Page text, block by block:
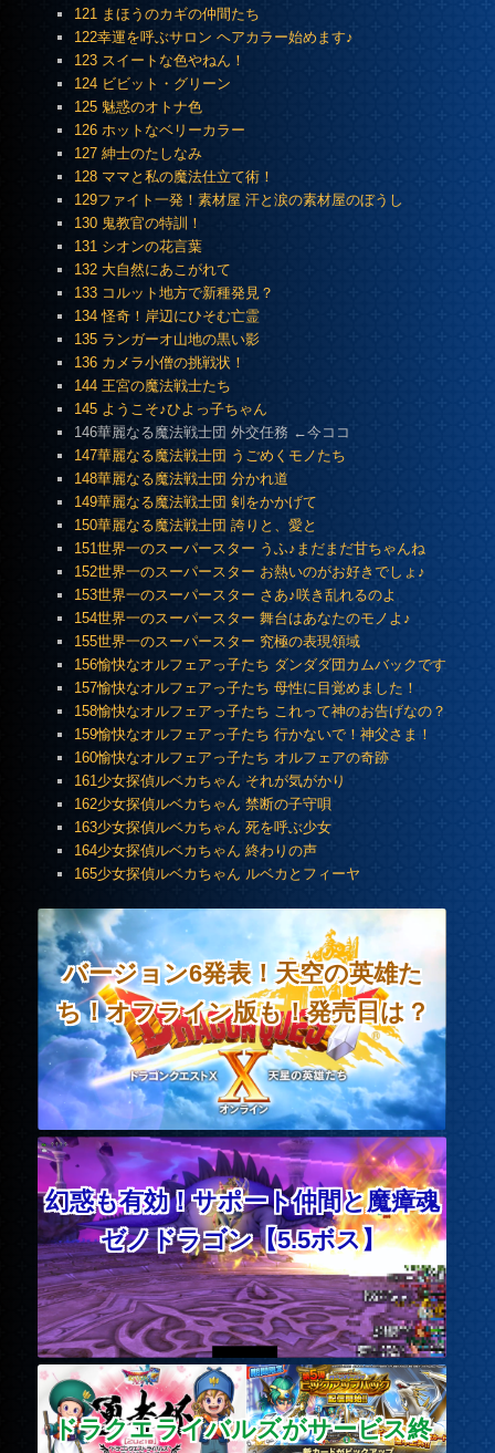
121 まほうのカギの仲間たち
122幸運を呼ぶサロン ヘアカラー始めます♪
123 スイートな色やねん！
124 ビビット・グリーン
125 魅惑のオトナ色
126 ホットなベリーカラー
127 紳士のたしなみ
128 ママと私の魔法仕立て術！
129ファイト一発！素材屋 汗と涙の素材屋のぼうし
130 鬼教官の特訓！
131 シオンの花言葉
132 大自然にあこがれて
133 コルット地方で新種発見？
134 怪奇！岸辺にひそむ亡霊
135 ランガーオ山地の黒い影
136 カメラ小僧の挑戦状！
144 王宮の魔法戦士たち
145 ようこそ♪ひよっ子ちゃん
146華麗なる魔法戦士団 外交任務 ←今ココ
147華麗なる魔法戦士団 うごめくモノたち
148華麗なる魔法戦士団 分かれ道
149華麗なる魔法戦士団 剣をかかげて
150華麗なる魔法戦士団 誇りと、愛と
151世界一のスーパースター うふ♪まだまだ甘ちゃんね
152世界一のスーパースター お熱いのがお好きでしょ♪
153世界一のスーパースター さあ♪咲き乱れるのよ
154世界一のスーパースター 舞台はあなたのモノよ♪
155世界一のスーパースター 究極の表現領域
156愉快なオルフェアっ子たち ダンダダ団カムバックです
157愉快なオルフェアっ子たち 母性に目覚めました！
158愉快なオルフェアっ子たち これって神のお告げなの？
159愉快なオルフェアっ子たち 行かないで！神父さま！
160愉快なオルフェアっ子たち オルフェアの奇跡
161少女探偵ルベカちゃん それが気がかり
162少女探偵ルベカちゃん 禁断の子守唄
163少女探偵ルベカちゃん 死を呼ぶ少女
164少女探偵ルベカちゃん 終わりの声
165少女探偵ルベカちゃん ルベカとフィーヤ
バージョン6発表！天空の英雄た
ち！オフライン版も！発売日は？
幻惑も有効！サポート仲間と魔瘴魂
ゼノドラゴン【5.5ボス】
ドラクエライバルズがサービス終